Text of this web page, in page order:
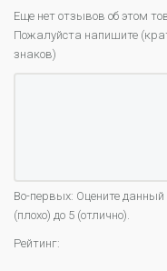
Еще нет отзывов об этом
Пожалуйста напишите
знаков)
Во-первых: Оцените
(плохо) до 5 (отлично).
Рейтинг: